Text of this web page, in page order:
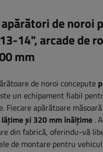
de noroi
14", arcade de
mm
de noroi concepute
un echipament fiabil
Fiecare apărătoare măsoară
și 320 mm înălțime .
din fabrică, oferindu-vă
de montare pentru